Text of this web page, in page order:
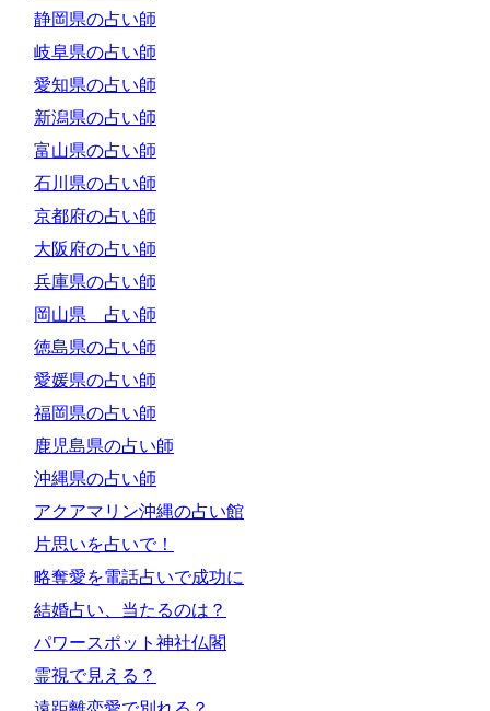
静岡県の占い師
岐阜県の占い師
愛知県の占い師
新潟県の占い師
富山県の占い師
石川県の占い師
京都府の占い師
大阪府の占い師
兵庫県の占い師
岡山県 占い師
徳島県の占い師
愛媛県の占い師
福岡県の占い師
鹿児島県の占い師
沖縄県の占い師
アクアマリン沖縄の占い館
片思いを占いで！
略奪愛を電話占いで成功に
結婚占い、当たるのは？
パワースポット神社仏閣
霊視で見える？